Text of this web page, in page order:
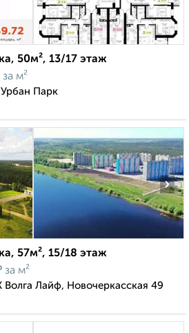
50м², 13/17 этаж
за м²
Парк
›
57м², 15/18 этаж
за м²
Лайф, Новочеркасская 49